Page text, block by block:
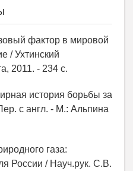
фактор в мировой
/ Ухтинский
2011. - 234 с.
история борьбы за
с англ. - М.: Альпина
газа:
России / Науч.рук. С.В.